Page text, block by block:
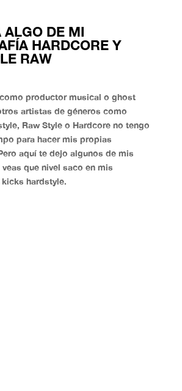
ALGO DE MI
HARDCORE Y
RAW
productor musical o ghost
artistas de géneros como
Raw Style o Hardcoreno tengo
para hacer mis propias
aquí te dejo algunos de mis
que nivel saco en mis
hardstyle.